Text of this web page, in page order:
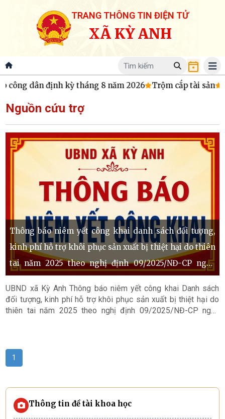
TRANG THÔNG TIN ĐIỆN TỬ
XÃ KỲ ANH
công dân định kỳ tháng 8 năm 2026 Trộm cắp tài sản
Nguồn cứu trợ
Thông báo niêm yết công khai danh sách đối tượng,
kinh phí hỗ trợ khôi phục sản xuất bị thiệt hại do thiên
tai năm 2025 theo nghị định 09/2025/NĐ-CP ngày
151/2025/NQ-HĐND ngày 27/06/2025 của HĐND tỉnh
trên địa bàn xã Kỳ Anh
UBND xã Kỳ Anh Thông báo niêm yết công khai Danh sách
đối tượng, kinh phí hỗ trợ khôi phục sản xuất bị thiệt hại do
thiên tai năm 2025 theo nghị định 09/2025/NĐ-CP ngày
1
Thông tin đề tài khoa học